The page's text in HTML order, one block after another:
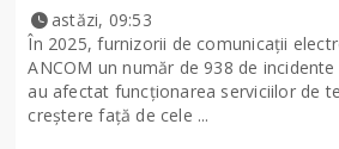
astăzi, 09:53
În 2025, furnizorii de comunicații
ANCOM un număr de 938 de
au afectat funcționarea serviciilor de
creștere față de cele ...